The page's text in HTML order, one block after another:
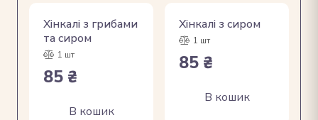
Хінкалі з грибами
та сиром
1 шт
85 ₴
В кошик
Хінкалі з сиром
1 шт
85 ₴
В кошик